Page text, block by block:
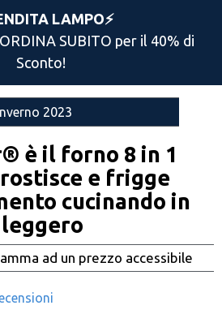
LAMPO⚡️
SUBITO per il 40% di
Sconto!
2023
è il forno 8 in 1
e frigge
cucinando in
leggero
ad un prezzo accessibile